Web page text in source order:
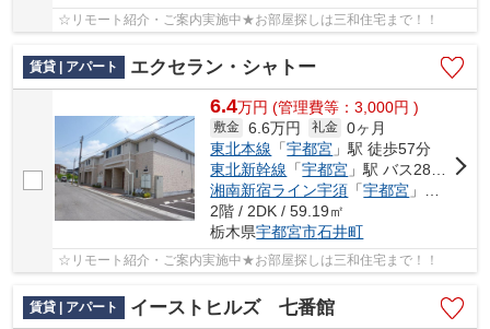
☆リモート紹介・ご案内実施中★お部屋探しは三和住宅まで！！
賃貸 | アパート エクセラン・シャトー
6.4万円 (管理費等：3,000円 )
敷金 6.6万円 礼金 0ヶ月
東北本線 「宇都宮 」駅 徒歩57分
東北新幹線 「宇都宮 」駅 バス28分 「ミツトヨ前」 停歩25分
湘南新宿ライン宇須 「宇都宮 」駅 バス28分 「ミツトヨ前」 停歩25分
2階 / 2DK / 59.19㎡
栃木県宇都宮市石井町
☆リモート紹介・ご案内実施中★お部屋探しは三和住宅まで！！
賃貸 | アパート イーストヒルズ 七番館